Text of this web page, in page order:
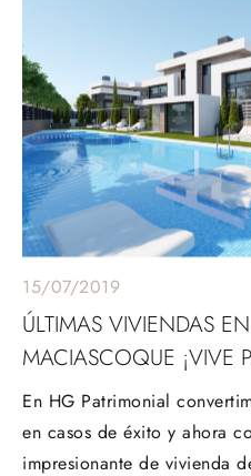
15/07/2019
ÚLTIMAS VIVIENDAS
MACIASCOQUE ¡VIVE
En HG Patrimonial
en casos de éxito y ahora
impresionante de vivienda